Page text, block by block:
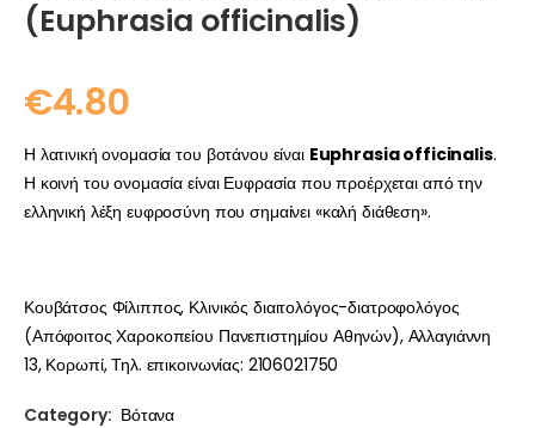
(Euphrasia officinalis)
€4.80
Η λατινική ονομασία του βοτάνου είναι Euphrasia officinalis.
Η κοινή του ονομασία είναι Ευφρασία που προέρχεται από την
ελληνική λέξη ευφροσύνη που σημαίνει «καλή διάθεση».
Κουβάτσος Φίλιππος, Κλινικός διαιτολόγος-διατροφολόγος
(Απόφοιτος Χαροκοπείου Πανεπιστημίου Αθηνών), Αλλαγιάννη
13, Κορωπί, Τηλ. επικοινωνίας: 2106021750
Category: Βότανα